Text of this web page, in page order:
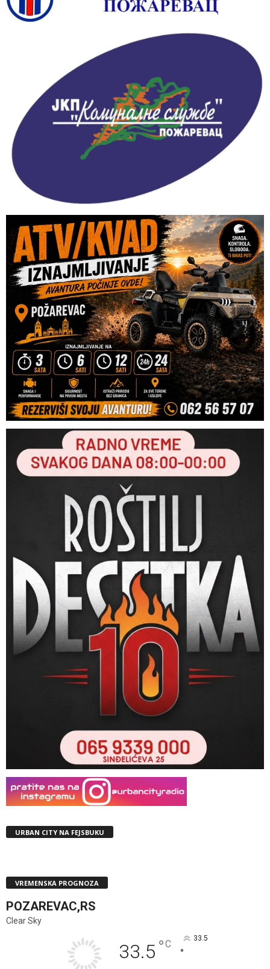
URBAN CITY NA FEJSBUKU
VREMENSKA PROGNOZA
POZAREVAC,RS
Clear Sky
33.5 °C 33.5
°